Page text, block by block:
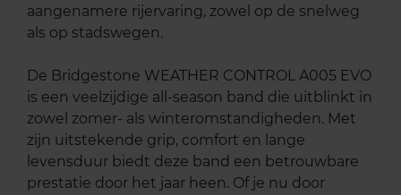
aangenamere rijervaring, zowel op de snelweg
als op stadswegen.
De Bridgestone WEATHER CONTROL A005 EVO
is een veelzijdige all-season band die uitblinkt in
zowel zomer- als winteromstandigheden. Met
zijn uitstekende grip, comfort en lange
levensduur biedt deze band een betrouwbare
prestatie door het jaar heen. Of je nu door